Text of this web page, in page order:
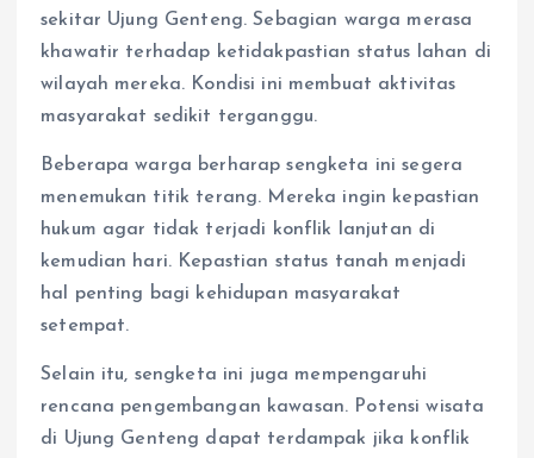
sekitar Ujung Genteng. Sebagian warga merasa
khawatir terhadap ketidakpastian status lahan di
wilayah mereka. Kondisi ini membuat aktivitas
masyarakat sedikit terganggu.
Beberapa warga berharap sengketa ini segera
menemukan titik terang. Mereka ingin kepastian
hukum agar tidak terjadi konflik lanjutan di
kemudian hari. Kepastian status tanah menjadi
hal penting bagi kehidupan masyarakat
setempat.
Selain itu, sengketa ini juga mempengaruhi
rencana pengembangan kawasan. Potensi wisata
di Ujung Genteng dapat terdampak jika konflik